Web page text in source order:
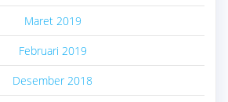
Maret 2019
Februari 2019
Desember 2018